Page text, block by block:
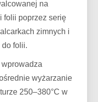
na
folii poprzez serię
zimnych i
folii.
wyżarzanie
250–380°C w